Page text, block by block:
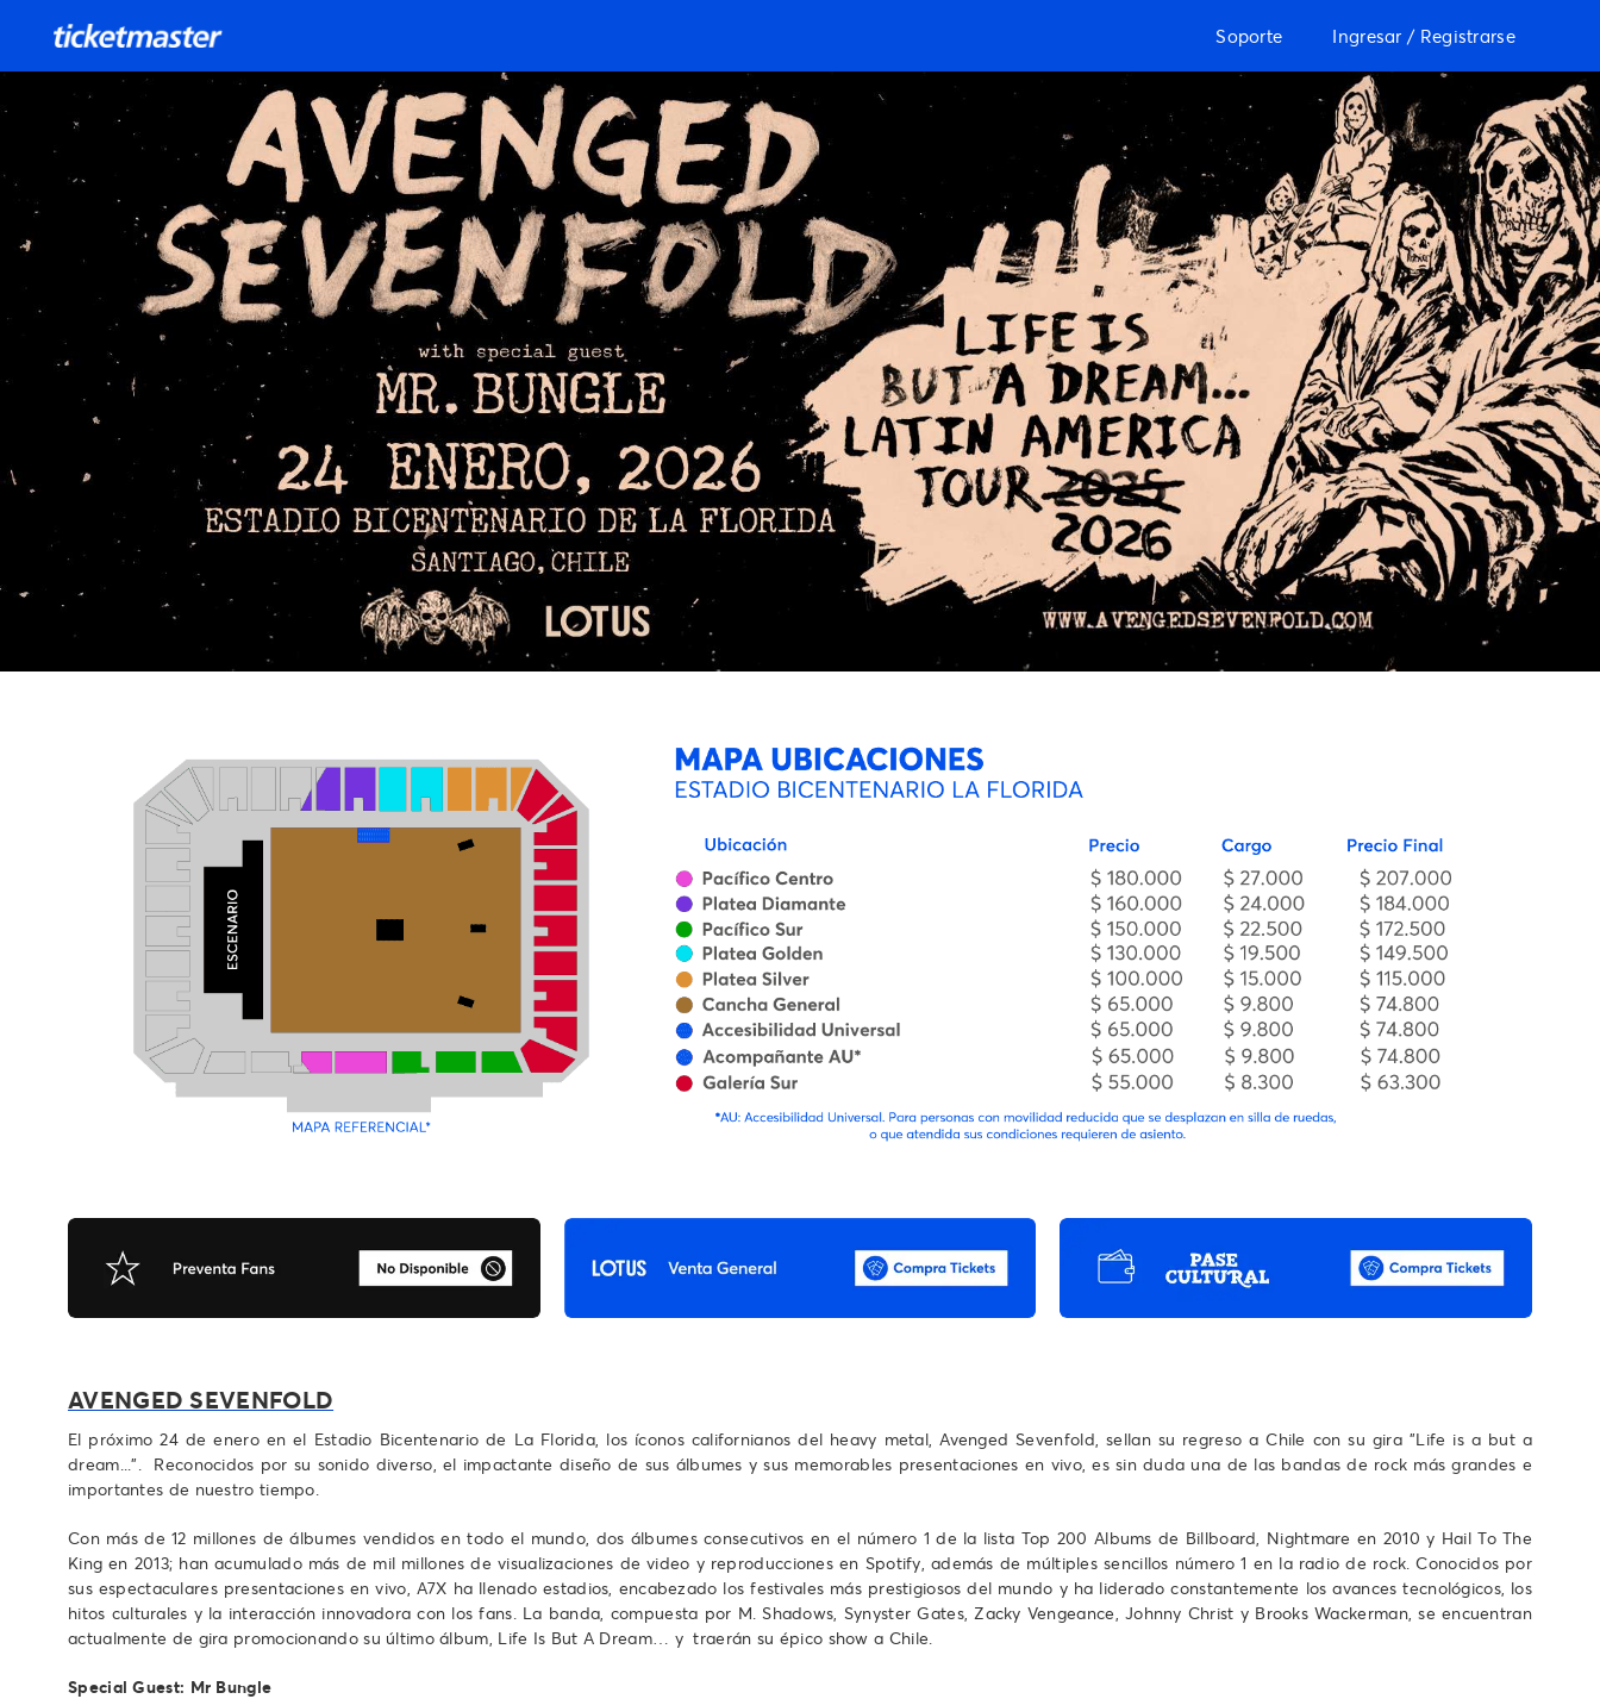
Soporte Ingresar / Registrarse
AVENGED SEVENFOLD
El próximo 24 de enero en el Estadio Bicentenario de La Florida, los íconos californianos del heavy metal, Avenged Sevenfold, sellan su regreso a Chile con su gira "Life is a but a
dream...". Reconocidos por su sonido diverso, el impactante diseño de sus álbumes y sus memorables presentaciones en vivo, es sin duda una de las bandas de rock más grandes e
importantes de nuestro tiempo.
Con más de 12 millones de álbumes vendidos en todo el mundo, dos álbumes consecutivos en el número 1 de la lista Top 200 Albums de Billboard, Nightmare en 2010 y Hail To The
King en 2013; han acumulado más de mil millones de visualizaciones de video y reproducciones en Spotify, además de múltiples sencillos número 1 en la radio de rock. Conocidos por
sus espectaculares presentaciones en vivo, A7X ha llenado estadios, encabezado los festivales más prestigiosos del mundo y ha liderado constantemente los avances tecnológicos, los
hitos culturales y la interacción innovadora con los fans. La banda, compuesta por M. Shadows, Synyster Gates, Zacky Vengeance, Johnny Christ y Brooks Wackerman, se encuentran
actualmente de gira promocionando su último álbum, Life Is But A Dream… y traerán su épico show a Chile.
Special Guest: Mr Bungle